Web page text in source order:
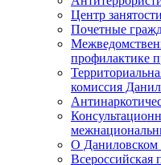
Центр
Почетные
профилактике
комиссия
О Даниловском
Всероссийская